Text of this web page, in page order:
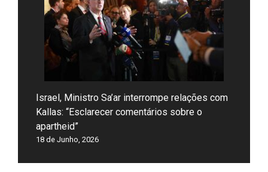
Israel, Ministro Sa’ar interrompe relações com
Kallas: “Esclarecer comentários sobre o
apartheid”
18 de Junho, 2026